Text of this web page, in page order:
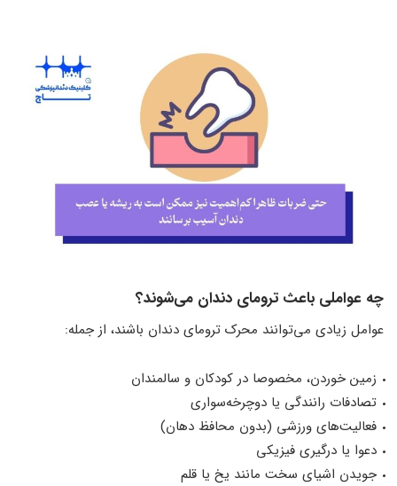
چه عواملی باعث ترومای دندان می‌شوند؟
عوامل زیادی می‌توانند محرک ترومای دندان باشند، از جمله:
زمین خوردن، مخصوصا در کودکان و سالمندان
تصادفات رانندگی یا دوچرخه‌سواری
فعالیت‌های ورزشی (بدون محافظ دهان)
دعوا یا درگیری فیزیکی
جویدن اشیای سخت مانند یخ یا قلم